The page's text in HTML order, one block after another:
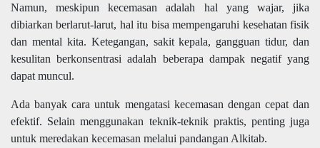
Namun, meskipun kecemasan adalah hal yang wajar, jika
dibiarkan berlarut-larut, hal itu bisa mempengaruhi kesehatan fisik
dan mental kita. Ketegangan, sakit kepala, gangguan tidur, dan
kesulitan berkonsentrasi adalah beberapa dampak negatif yang
dapat muncul.
Ada banyak cara untuk mengatasi kecemasan dengan cepat dan
efektif. Selain menggunakan teknik-teknik praktis, penting juga
untuk meredakan kecemasan melalui pandangan Alkitab.